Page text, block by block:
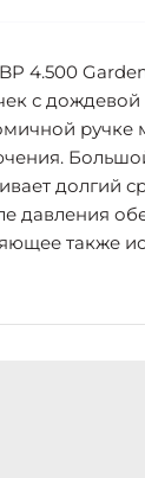
4.500
с
ручке
долгий
также